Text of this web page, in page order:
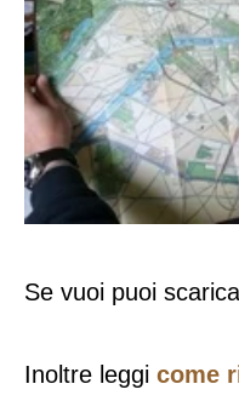
Se vuoi puoi
Inoltre leggi come